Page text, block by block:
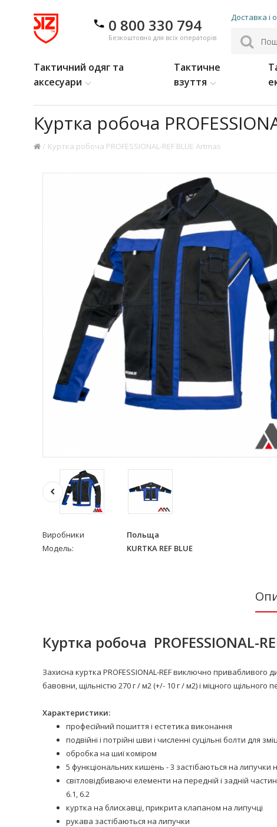
0 800 330 794
Безкоштовно для всіх операторів
Доставка і
Тактичний одяг та
аксесуари
Тактичне
взуття
Куртка робоча
Куртка робоча PROFESSIONAL-REF BLUE Artmas
Виробники
Польща
Модель:
KURTKA REF BLUE
Куртка робоча PROFESSIONAL-
Захисна куртка PROFESSIONAL-REF виключно привабливого
бавовни, щільністю 270 г / м2 (+/- 10 г / м2) і міцного щільного
Характеристики:
професійний пошиття і естетика виконання
подвійні і потрійні шви і численні суцільні болти для
обробка на шиї коміром
5 функціональних кишень - 3 застібаються на липучки
світловідбиваючі елементи на передній і задній
6.1, 6.2
куртка на блискавці, прикрита клапаном на липучці
рукава застібаються на липучки